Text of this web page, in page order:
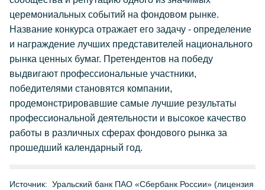
церемониальных событий на фондовом рынке.
Название конкурса отражает его задачу - определение
и награждение лучших представителей национального
рынка ценных бумаг. Претендентов на победу
выдвигают профессиональные участники,
победителями становятся компании,
продемонстрировавшие самые лучшие результаты
профессиональной деятельности и высокое качество
работы в различных сферах фондового рынка за
прошедший календарный год.
Источник: Уральский банк ПАО «Сбербанк России» (лицензия